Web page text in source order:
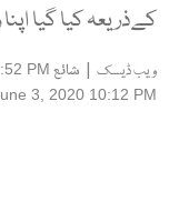
کےذریعہ کیا گیا
ویب ڈیسک | شائع PM
3, 2020 10:12 PM